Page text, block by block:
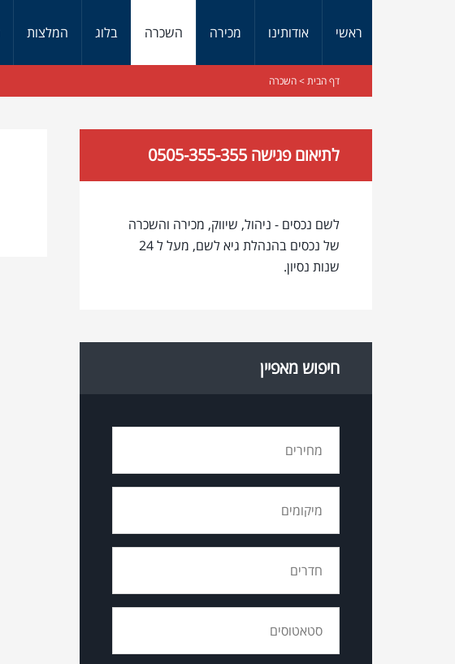
ראשי אודותינו מכירה השכרה בלוג המלצות
דף הבית> השכרה
לתיאום פגישה 0505-355-355
לשם נכסים - ניהול, שיווק, מכירה והשכרה
של נכסים בהנהלת גיא לשם, מעל ל 24
שנות נסיון.
חיפוש מאפיין